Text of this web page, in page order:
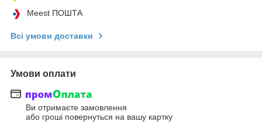
Meest ПОШТА
Всі умови доставки
Умови оплати
Ви отримаєте замовлення
або гроші повернуться на вашу картку